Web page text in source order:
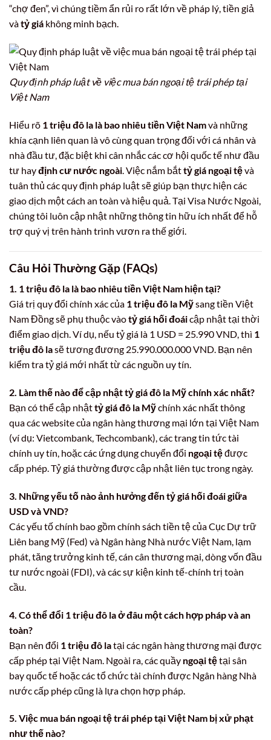
“chợ đen”, vì chúng tiềm ẩn rủi ro rất lớn về pháp lý, tiền giả
vàtỷ giá không minh bạch.
Quy định pháp luật về việc mua bán ngoại tệ trái phép tại
Việt Nam
Hiểu rõ 1 triệu đô la là bao nhiêu tiền Việt Namvà những
khía cạnh liên quan là vô cùng quan trọng đối với cá nhân và
nhà đầu tư, đặc biệt khi cân nhắc các cơ hội quốc tế như đầu
tư hayđịnh cư nước ngoài . Việc nắm bắttỷ giá ngoại tệvà
tuân thủ các quy định pháp luật sẽ giúp bạn thực hiện các
giao dịch một cách an toàn và hiệu quả. Tại Visa Nước Ngoài,
chúng tôi luôn cập nhật những thông tin hữu ích nhất để hỗ
trợ quý vị trên hành trình vươn ra thế giới.
Câu Hỏi Thường Gặp (FAQs)
1. 1 triệu đô la là bao nhiêu tiền Việt Nam hiện tại?
Giá trị quy đổi chính xác của 1 triệu đô la Mỹsang tiền Việt
Nam Đồng sẽ phụ thuộc vàotỷ giá hối đoáicập nhật tại thời
điểm giao dịch. Ví dụ, nếu tỷ giá là 1 USD = 25.990 VND, thì 1
triệu đô lasẽ tương đương 25.990.000.000 VND. Bạn nên
kiểm tra tỷ giá mới nhất từ các nguồn uy tín.
2. Làm thế nào để cập nhật tỷ giá đô la Mỹ chính xác nhất?
Bạn có thể cập nhậttỷ giá đô la Mỹchính xác nhất thông
qua các website của ngân hàng thương mại lớn tại Việt Nam
(ví dụ: Vietcombank, Techcombank), các trang tin tức tài
chính uy tín, hoặc các ứng dụng chuyển đổi ngoại tệđược
cấp phép. Tỷ giá thường được cập nhật liên tục trong ngày.
3. Những yếu tố nào ảnh hưởng đến tỷ giá hối đoái giữa
USD và VND?
Các yếu tố chính bao gồm chính sách tiền tệ của Cục Dự trữ
Liên bang Mỹ (Fed) và Ngân hàng Nhà nước Việt Nam, lạm
phát, tăng trưởng kinh tế, cán cân thương mại, dòng vốn đầu
tư nước ngoài (FDI), và các sự kiện kinh tế-chính trị toàn
cầu.
4. Có thể đổi 1 triệu đô la ở đâu một cách hợp pháp và an
toàn?
Bạn nên đổi 1 triệu đô latại các ngân hàng thương mại được
cấp phép tại Việt Nam. Ngoài ra, các quầy ngoại tệtại sân
bay quốc tế hoặc các tổ chức tài chính được Ngân hàng Nhà
nước cấp phép cũng là lựa chọn hợp pháp.
5. Việc mua bán ngoại tệ trái phép tại Việt Nam bị xử phạt
như thế nào?